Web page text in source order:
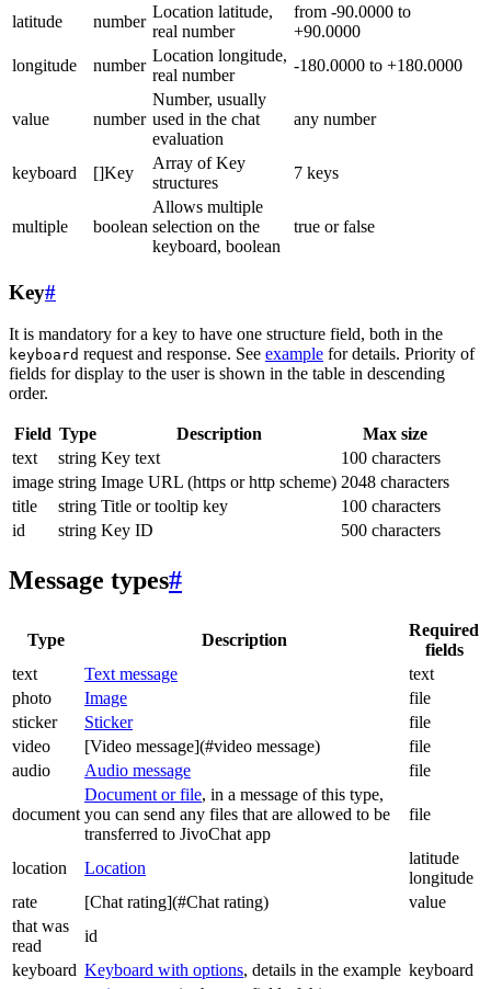
latitude
number
Location latitude,
real number
from -90.0000 to
+90.0000
longitude
number
Location longitude,
real number
-180.0000 to +180.0000
value number
Number, usually
used in the chat
evaluation
any number
keyboard []Key
Array of Key
structures
7 keys
multiple boolean
Allows multiple
selection on the
keyboard, boolean
true or false
Key#
It is mandatory for a key to have one structure field, both in the
keyboard request and response. See example for details. Priority of
fields for display to the user is shown in the table in descending
order.
Field Type Description
Max size
text
string Key text
100 characters
image string Image URL (https or http scheme) 2048 characters
title
string Title or tooltip key
100 characters
id
string Key ID 500 characters
Message types#
Type Description
Required
fields
text
Text message
text
photo
Image
file
sticker
Sticker
file
video
[Video message](#video message)
file
audio
Audio message file
document
Document or file, in a message of this type,
you can send any files that are allowed to be
transferred to JivoChat app
file
location Location
latitude
longitude
rate
[Chat rating](#Chat rating)
value
that was
read
id
keyboard Keyboard with options, details in the example keyboard